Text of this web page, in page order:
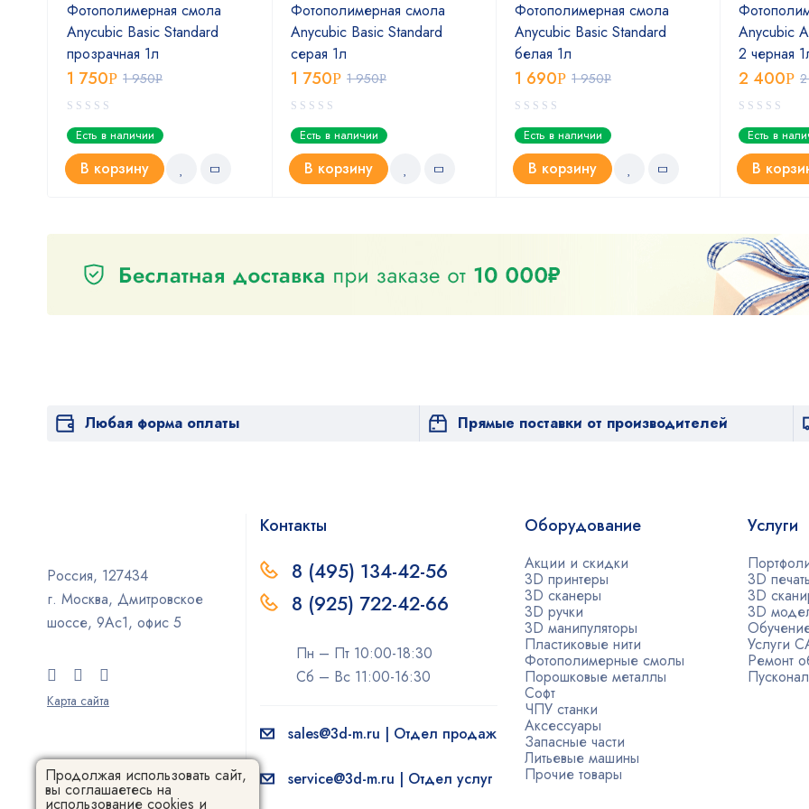
Фотополимерная смола
Anycubic Basic Standard
прозрачная 1л
1 950Р
1 750Р
Есть в наличии
В корзину
Фотополимерная смола
Anycubic Basic Standard
серая 1л
1 950Р
1 750Р
Есть в наличии
В корзину
Фотополимерная смола
Anycubic Basic Standard
белая 1л
1 950Р
1 690Р
Есть в наличии
В корзину
Anycubic
2 черная
2 400Р
Есть в
В
Любая форма оплаты Прямые поставки от производителей
Россия, 127434
г. Москва, Дмитровское
шоссе, 9Ас1, офис 5
Карта сайта
Контакты
8 (495) 134-42-56
8 (925) 722-42-66
Пн – Пт 10:00-18:30
Сб – Вс 11:00-16:30
sales@3d-m.ru | Отдел продаж
service@3d-m.ru | Отдел услуг
Оборудование
Акции и скидки
3D принтеры
3D сканеры
3D ручки
3D манипуляторы
Пластиковые нити
Фотополимерные смолы
Порошковые металлы
Софт
ЧПУ станки
Аксессуары
Запасные части
Литьевые машины
Прочие товары
Услуги
3D
3D
3D
Услуги
Ремонт
Продолжая использовать сайт,
вы соглашаетесь на
использование cookies и